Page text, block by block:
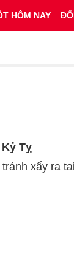
HÔM NAY
Kỷ Tỵ
xẩy ra